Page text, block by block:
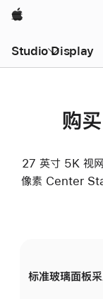
Apple
Studio Display
购
27 英寸 5K 视
像素 Center
标准玻璃面板